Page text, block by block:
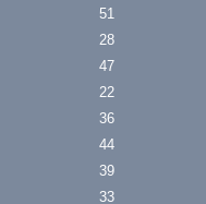
51
28
47
22
36
44
39
33